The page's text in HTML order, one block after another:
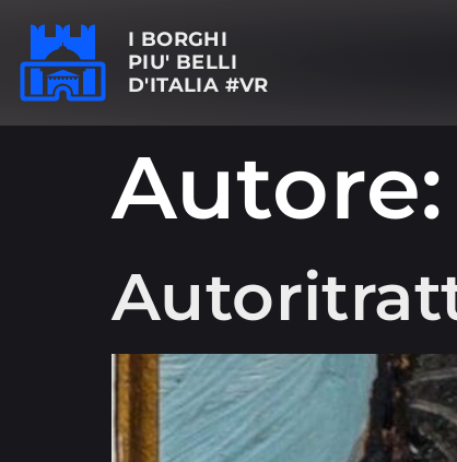
I BORGHI
PIU' BELLI
D'ITALIA #VR